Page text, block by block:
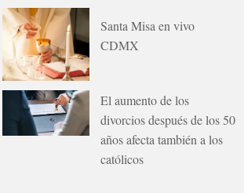
Santa Misa en vivo
CDMX
El aumento de los
divorcios después de los 50
años afecta también a los
católicos